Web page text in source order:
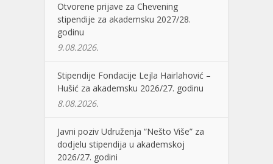
Otvorene prijave za Chevening
stipendije za akademsku 2027/28.
godinu
9.08.2026.
Stipendije Fondacije Lejla Hairlahović –
Hušić za akademsku 2026/27. godinu
8.08.2026.
Javni poziv Udruženja “Nešto Više” za
dodjelu stipendija u akademskoj
2026/27. godini